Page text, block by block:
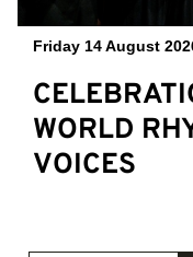
Friday 14 August
WORLD
VOICES